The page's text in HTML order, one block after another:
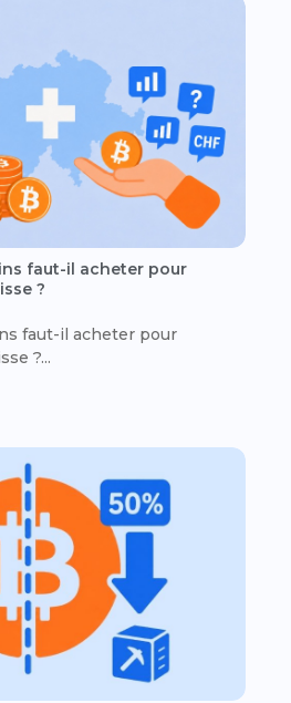
faut-il acheter pour
?
faut-il acheter pour
?...